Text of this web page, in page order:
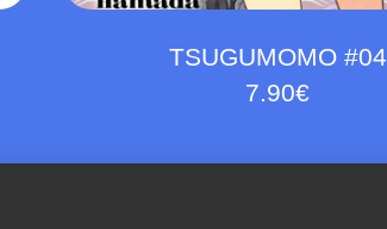
TSUGUMOMO #04
7.90€